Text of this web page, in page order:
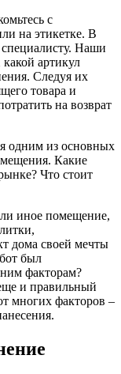
с
на этикетке. В
специалисту. Наши
артикул
Следуя их
товара и
на возврат
одним из основных
Какие
Что стоит
иное помещение,
дома своей мечты
был
факторам?
и правильный
многих факторов –